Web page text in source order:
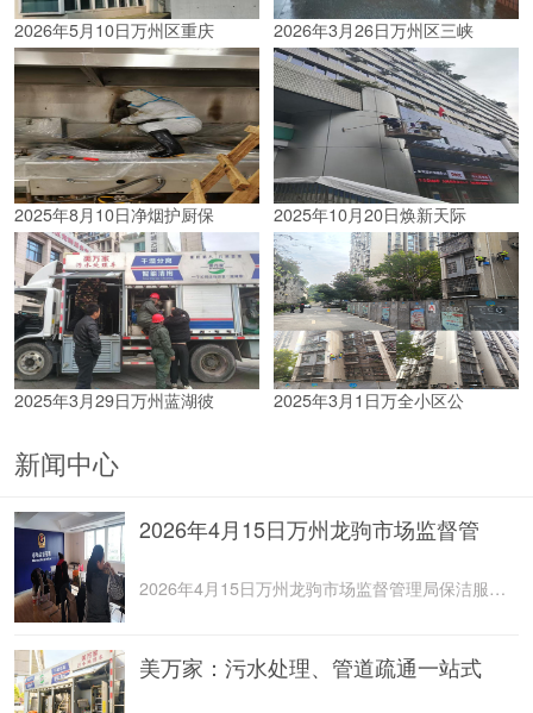
2026年5月10日万州区重庆 2026年3月26日万州区三峡
2025年8月10日净烟护厨保 2025年10月20日焕新天际
2025年3月29日万州蓝湖彼 2025年3月1日万全小区公
新闻中心
2026年4月15日万州龙驹市场监督管
2026年4月15日万州龙驹市场监督管理局保洁服务由重庆美
美万家：污水处理、管道疏通一站式